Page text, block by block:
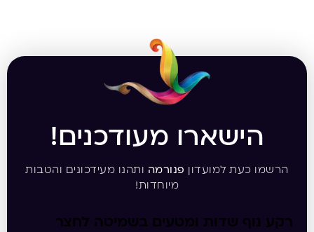
הישארו מעודכנים!
הרשמו כעת למועדון פנורמה ותהנו מעידכונים והטבות
מיוחדות!
רקע נוף שדות ומטעים בשמיטה לחצר